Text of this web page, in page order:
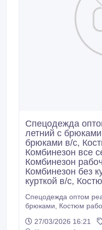
Спецодежда
летний с
брюками в/с,
Комбинезон все
Комбинезон
Комбинезон без
курткой в/с,
Спецодежда оптом реализуем,
брюками, Костюм рабочий с брюками в/с, Костюм
курткой, Комбинезон рабочий с курткой в/с,
27/03/2026 16:21